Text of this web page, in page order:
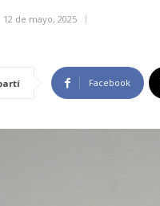
12 de mayo, 2025
Facebook